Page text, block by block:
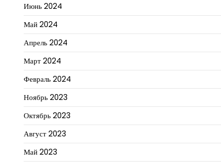
Июнь 2024
Май 2024
Апрель 2024
Март 2024
Февраль 2024
Ноябрь 2023
Октябрь 2023
Август 2023
Май 2023